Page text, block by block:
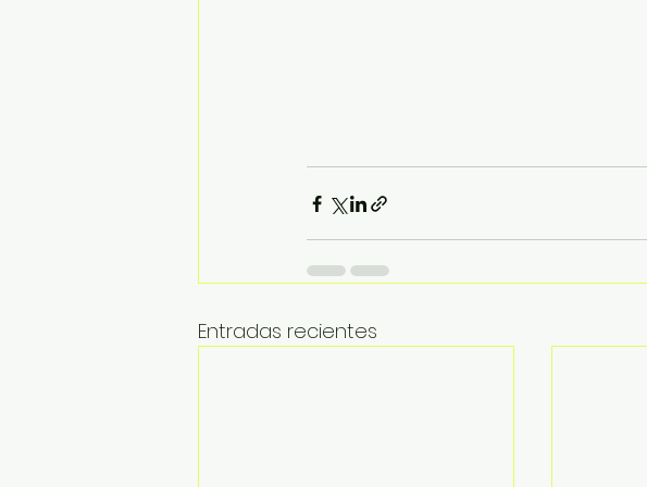
Entradas recientes